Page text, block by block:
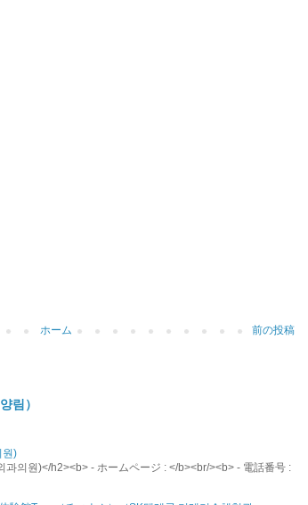
前の投稿
ホーム
림）
원)
의원)</h2><b> - ホームページ : </b><br/><b> - 電話番号 :